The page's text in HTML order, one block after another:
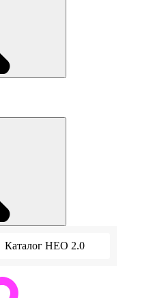
Каталог НЕО 2.0